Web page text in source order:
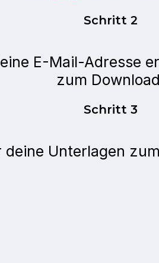
Schritt 2
E-Mail-Adresse
zum
Schritt 3
Unterlagen